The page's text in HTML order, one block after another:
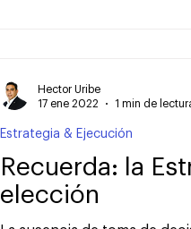
Recuerda: la
elección
Estrategia & Ejecución
Hector Uribe
17 ene 2022
1 min de